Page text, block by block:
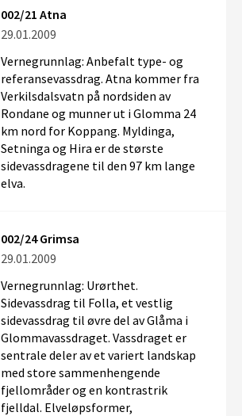
002/21 Atna
29.01.2009
Vernegrunnlag: Anbefalt type- og
referansevassdrag. Atna kommer fra
Verkilsdalsvatn på nordsiden av
Rondane og munner ut i Glomma 24
km nord for Koppang. Myldinga,
Setninga og Hira er de største
sidevassdragene til den 97 km lange
elva.
002/24 Grimsa
29.01.2009
Vernegrunnlag: Urørthet.
Sidevassdrag til Folla, et vestlig
sidevassdrag til øvre del av Glåma i
Glommavassdraget. Vassdraget er
sentrale deler av et variert landskap
med store sammenhengende
fjellområder og en kontrastrik
fjelldal. Elveløpsformer,